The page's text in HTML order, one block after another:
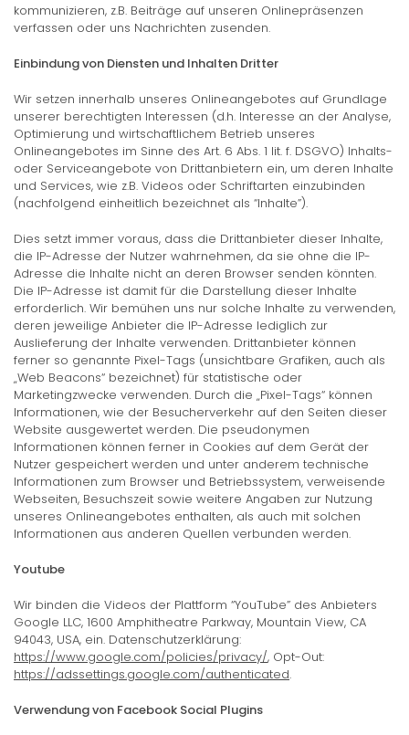
kommunizieren, z.B. Beiträge auf unseren Onlinepräsenzen
verfassen oder uns Nachrichten zusenden.
Einbindung von Diensten und Inhalten Dritter
Wir setzen innerhalb unseres Onlineangebotes auf Grundlage
unserer berechtigten Interessen (d.h. Interesse an der Analyse,
Optimierung und wirtschaftlichem Betrieb unseres
Onlineangebotes im Sinne des Art. 6 Abs. 1 lit. f. DSGVO) Inhalts-
oder Serviceangebote von Drittanbietern ein, um deren Inhalte
und Services, wie z.B. Videos oder Schriftarten einzubinden
(nachfolgend einheitlich bezeichnet als “Inhalte”).
Dies setzt immer voraus, dass die Drittanbieter dieser Inhalte,
die IP-Adresse der Nutzer wahrnehmen, da sie ohne die IP-
Adresse die Inhalte nicht an deren Browser senden könnten.
Die IP-Adresse ist damit für die Darstellung dieser Inhalte
erforderlich. Wir bemühen uns nur solche Inhalte zu verwenden,
deren jeweilige Anbieter die IP-Adresse lediglich zur
Auslieferung der Inhalte verwenden. Drittanbieter können
ferner so genannte Pixel-Tags (unsichtbare Grafiken, auch als
„Web Beacons“ bezeichnet) für statistische oder
Marketingzwecke verwenden. Durch die „Pixel-Tags“ können
Informationen, wie der Besucherverkehr auf den Seiten dieser
Website ausgewertet werden. Die pseudonymen
Informationen können ferner in Cookies auf dem Gerät der
Nutzer gespeichert werden und unter anderem technische
Informationen zum Browser und Betriebssystem, verweisende
Webseiten, Besuchszeit sowie weitere Angaben zur Nutzung
unseres Onlineangebotes enthalten, als auch mit solchen
Informationen aus anderen Quellen verbunden werden.
Youtube
Wir binden die Videos der Plattform “YouTube” des Anbieters
Google LLC, 1600 Amphitheatre Parkway, Mountain View, CA
94043, USA, ein. Datenschutzerklärung:
https://www.google.com/policies/privacy/, Opt-Out:
https://adssettings.google.com/authenticated.
Verwendung von Facebook Social Plugins